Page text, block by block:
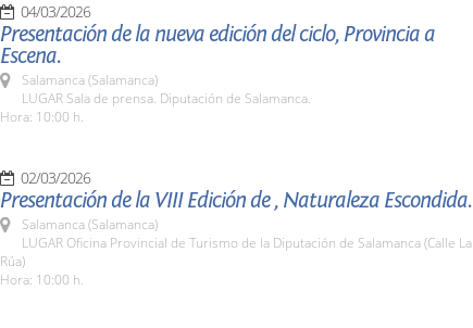
04/03/2026
Presentación de la nueva edición del ciclo, Provincia a
Escena.
Salamanca (Salamanca)
LUGAR Sala de prensa. Diputación de Salamanca.
Hora: 10:00 h.
02/03/2026
Presentación de la VIII Edición de , Naturaleza Escondida.
Salamanca (Salamanca)
LUGAR Oficina Provincial de Turismo de la Diputación de Salamanca (Calle La
Rúa)
Hora: 10:00 h.